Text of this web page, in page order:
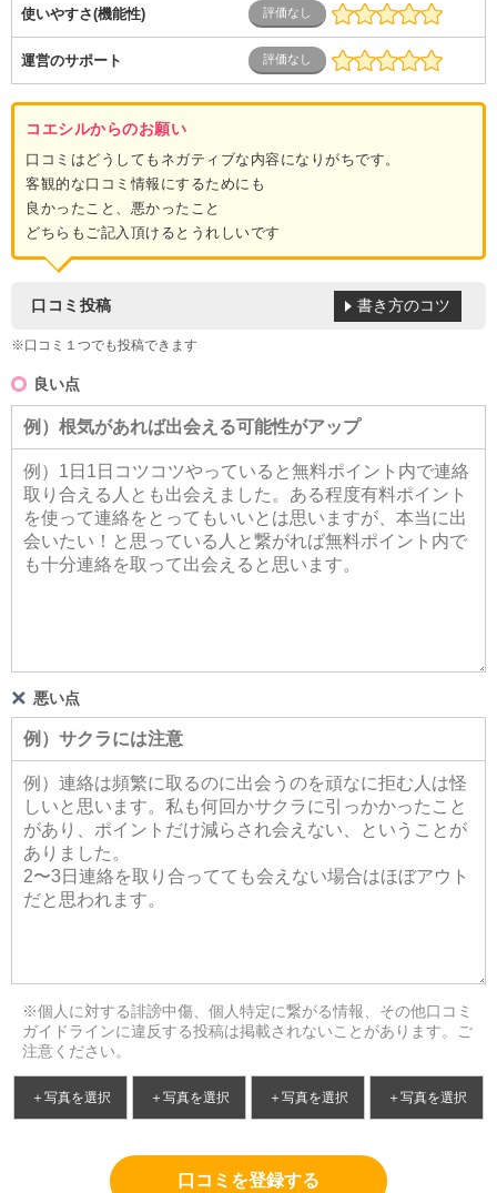
使いやすさ(機能性)
運営のサポート
コエシルからのお願い
口コミはどうしてもネガティブな内容になりがちです。
客観的な口コミ情報にするためにも
良かったこと、悪かったこと
どちらもご記入頂けるとうれしいです
口コミ投稿
※口コミ１つでも投稿できます
書き方のコツ
良い点
悪い点
※個人に対する誹謗中傷、個人特定に繋がる情報、その他口コミ
ガイドラインに違反する投稿は掲載されないことがあります。ご
注意ください。
＋写真を選択 ＋写真を選択 ＋写真を選択 ＋写真を選択
口コミを登録する